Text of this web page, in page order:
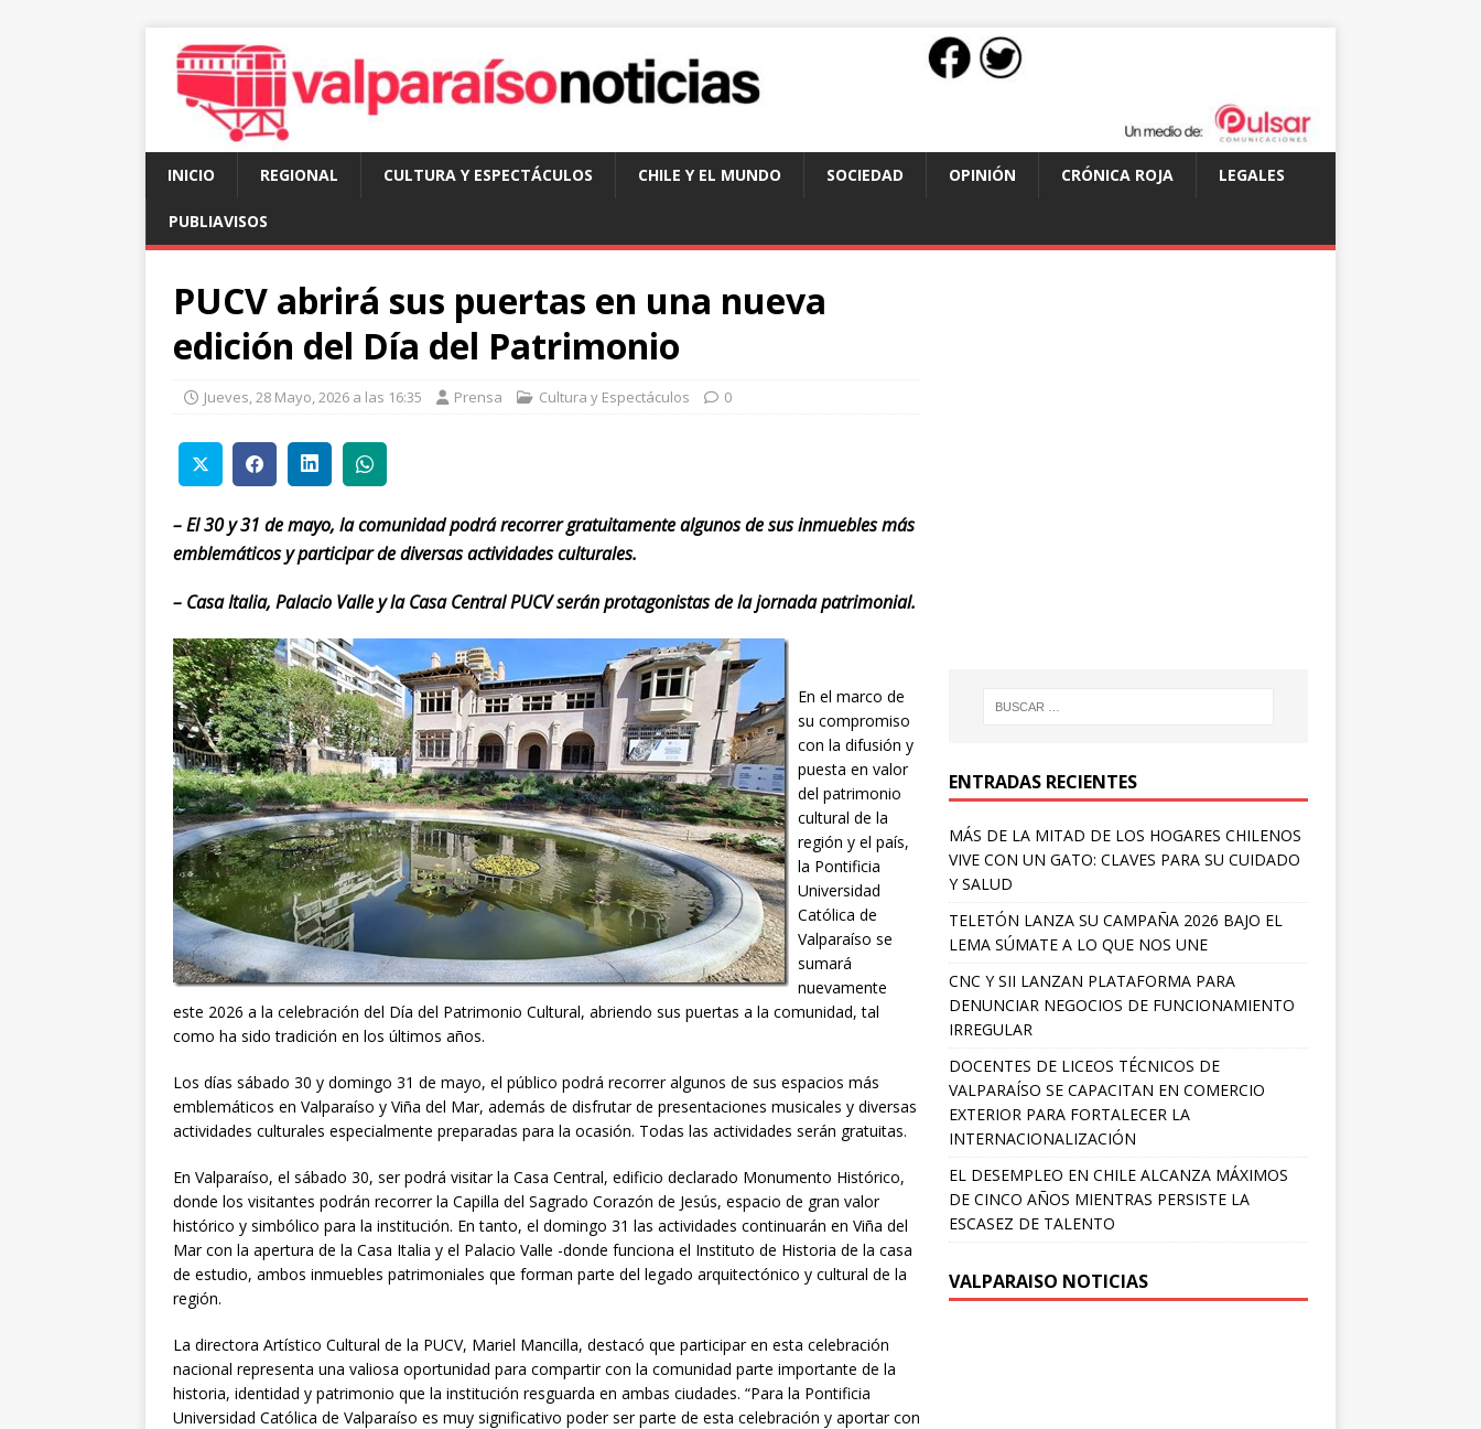
INICIO REGIONAL CULTURA Y ESPECTÁCULOS CHILE Y EL MUNDO SOCIEDAD OPINIÓN CRÓNICA ROJA LEGALES
PUBLIAVISOS
PUCV abrirá sus puertas en una nueva
edición del Día del Patrimonio
Jueves, 28 Mayo, 2026 a las 16:35 Prensa Cultura y Espectáculos 0
– El 30 y 31 de mayo, la comunidad podrá recorrergratuitamente algunos de sus inmuebles más
emblemáticos y participar de diversas actividades culturales.
– Casa Italia, Palacio Valle y la Casa Central PUCV serán protagonistas de la jornada patrimonial.
En el marco de
su compromiso
con la difusión y
puesta en valor
del patrimonio
cultural de la
región y el país,
la Pontificia
Universidad
Católica de
Valparaíso se
sumará
nuevamente
este 2026 a la celebración del Día del Patrimonio Cultural, abriendo sus puertas a la comunidad, tal
como ha sido tradición en los últimos años.
Los días sábado 30 y domingo 31 de mayo, el público podrá recorrer algunos de sus espacios más
emblemáticos en Valparaíso y Viña del Mar, además de disfrutar de presentaciones musicales y diversas
actividades culturales especialmente preparadas para la ocasión. Todas las actividades serán gratuitas.
En Valparaíso, el sábado 30, ser podrá visitar la Casa Central, edificio declarado Monumento Histórico,
donde los visitantes podrán recorrer la Capilla del Sagrado Corazón de Jesús, espacio de gran valor
histórico y simbólico para la institución. En tanto, el domingo 31 las actividades continuarán en Viña del
Mar con la apertura de la Casa Italia y el Palacio Valle -donde funciona el Instituto de Historia de la casa
de estudio, ambos inmuebles patrimoniales que forman parte del legado arquitectónico y cultural de la
región.
La directora Artístico Cultural de la PUCV, Mariel Mancilla, destacó que participar en esta celebración
nacional representa una valiosa oportunidad para compartir con la comunidad parte importante de la
historia, identidad y patrimonio que la institución resguarda en ambas ciudades. “Para la Pontificia
Universidad Católica de Valparaíso es muy significativo poder ser parte de esta celebración y aportar con
ENTRADAS RECIENTES
MÁS DE LA MITAD DE LOS HOGARES CHILENOS
VIVE CON UN GATO: CLAVES PARA SU CUIDADO
Y SALUD
TELETÓN LANZA SU CAMPAÑA 2026 BAJO EL
LEMA SÚMATE A LO QUE NOS UNE
CNC Y SII LANZAN PLATAFORMA PARA
DENUNCIAR NEGOCIOS DE FUNCIONAMIENTO
IRREGULAR
DOCENTES DE LICEOS TÉCNICOS DE
VALPARAÍSO SE CAPACITAN EN COMERCIO
EXTERIOR PARA FORTALECER LA
INTERNACIONALIZACIÓN
EL DESEMPLEO EN CHILE ALCANZA MÁXIMOS
DE CINCO AÑOS MIENTRAS PERSISTE LA
ESCASEZ DE TALENTO
VALPARAISO NOTICIAS